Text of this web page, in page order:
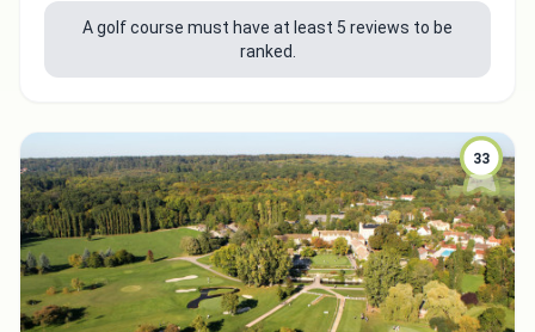
A golf course must have at least 5 reviews to be
ranked.
33